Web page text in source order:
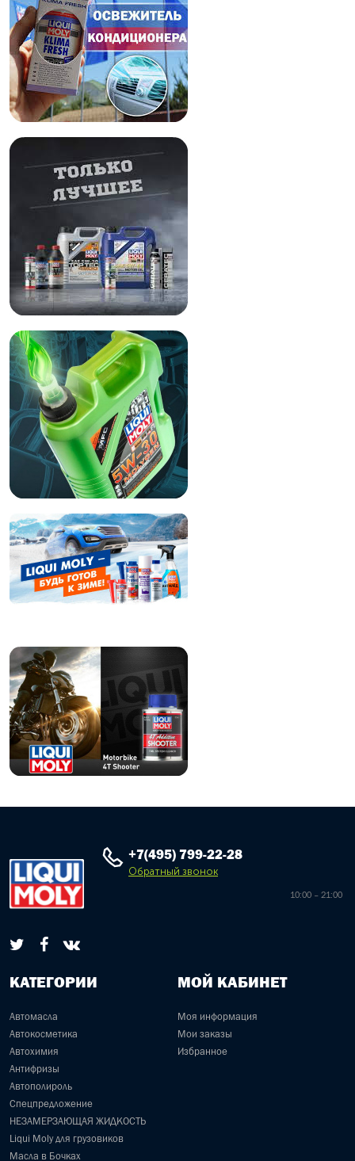
+7(495) 799-22-28
Обратный звонок
10:00 – 21:00
КАТЕГОРИИ
Автомасла
Автокосметика
Автохимия
Антифризы
Автополироль
Спецпредложение
НЕЗАМЕРЗАЮЩАЯ ЖИДКОСТЬ
Liqui Moly для грузовиков
Масла в Бочках
МОЙ КАБИНЕТ
Моя информация
Мои заказы
Избранное